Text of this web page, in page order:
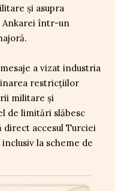
și asupra
Ankarei într-un
a vizat industria
restricțiilor
militare și
de limitări slăbesc
direct accesul Turciei
la scheme de